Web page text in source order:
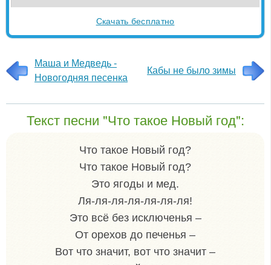
Скачать бесплатно
Маша и Медведь -
Новогодняя песенка
Кабы не было зимы
Текст песни "Что такое Новый год":
Что такое Новый год?
Что такое Новый год?
Это ягоды и мед.
Ля-ля-ля-ля-ля-ля-ля!
Это всё без исключенья –
От орехов до печенья –
Вот что значит, вот что значит –